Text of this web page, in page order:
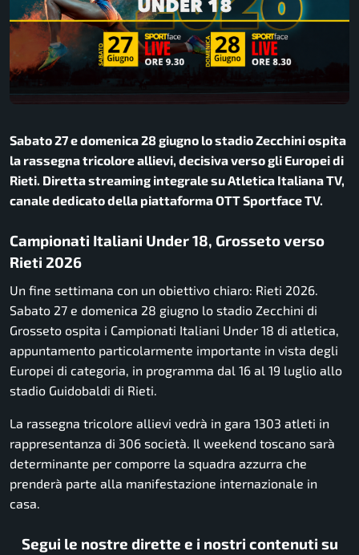
Sabato 27 e domenica 28 giugno lo stadio Zecchini ospita
la rassegna tricolore allievi, decisiva verso gli Europei di
Rieti. Diretta streaming integrale su Atletica Italiana TV,
canale dedicato della piattaforma OTT Sportface TV.
Campionati Italiani Under 18, Grosseto verso
Rieti 2026
Un fine settimana con un obiettivo chiaro: Rieti 2026.
Sabato 27 e domenica 28 giugno lo stadio Zecchini di
Grosseto ospita i Campionati Italiani Under 18 di atletica,
appuntamento particolarmente importante in vista degli
Europei di categoria, in programma dal 16 al 19 luglio allo
stadio Guidobaldi di Rieti.
La rassegna tricolore allievi vedrà in gara 1303 atleti in
rappresentanza di 306 società. Il weekend toscano sarà
determinante per comporre la squadra azzurra che
prenderà parte alla manifestazione internazionale in
casa.
Segui le nostre dirette e i nostri contenuti su